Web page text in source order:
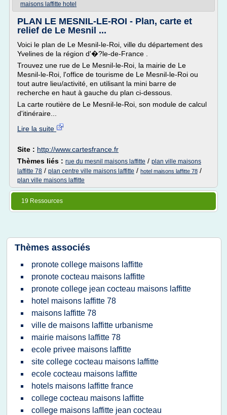
maisons laffitte hotel
PLAN LE MESNIL-LE-ROI - Plan, carte et
relief de Le Mesnil ...
Voici le plan de Le Mesnil-le-Roi, ville du département des
Yvelines de la région d'�?le-de-France .
Trouvez une rue de Le Mesnil-le-Roi, la mairie de Le
Mesnil-le-Roi, l'office de tourisme de Le Mesnil-le-Roi ou
tout autre lieu/activité, en utilisant la mini barre de
recherche en haut à gauche du plan ci-dessous.
La carte routière de Le Mesnil-le-Roi, son module de calcul
d'itinéraire...
Lire la suite
Site : http://www.cartesfrance.fr
Thèmes liés : rue du mesnil maisons laffitte / plan ville maisons
laffitte 78 / plan centre ville maisons laffitte / hotel maisons laffitte 78 /
plan ville maisons laffitte
19 Ressources
Thèmes associés
pronote college maisons laffitte
pronote cocteau maisons laffitte
pronote college jean cocteau maisons laffitte
hotel maisons laffitte 78
maisons laffitte 78
ville de maisons laffitte urbanisme
mairie maisons laffitte 78
ecole privee maisons laffitte
site college cocteau maisons laffitte
ecole cocteau maisons laffitte
hotels maisons laffitte france
college cocteau maisons laffitte
college maisons laffitte jean cocteau